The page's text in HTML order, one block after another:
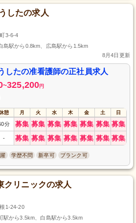
したの求人
3-6-4
島駅から0.8km、広島駅から1.5km
8月4日更新
したの准看護師の正社員求人
~325,200円
憩 月 火 水 木 金 土 日
分 募集 募集 募集 募集 募集 募集 募集
- 募集 募集 募集 募集 募集 募集 募集
学歴不問 新卒可 ブランク可
クリニックの求人
1-24-20
駅から3.5km、白島駅から3.5km